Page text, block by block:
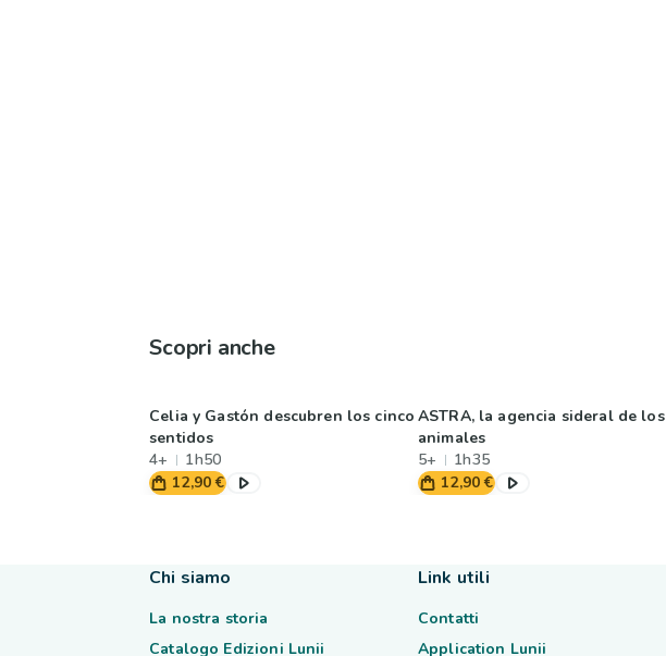
Scopri anche
Celia y Gastón descubren los cinco
sentidos
4+
1h50
12,90 €
ASTRA, la agencia sideral de los
animales
5+
1h35
12,90 €
Chi siamo
La nostra storia
Catalogo Edizioni Lunii
Link utili
Contatti
Application Lunii